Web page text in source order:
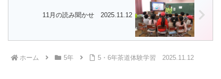
11月の読み聞かせ 2025.11.12
ホーム 5年 5・6年茶道体験学習 2025.11.12